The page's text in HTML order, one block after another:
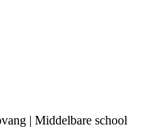
| Middelbare school